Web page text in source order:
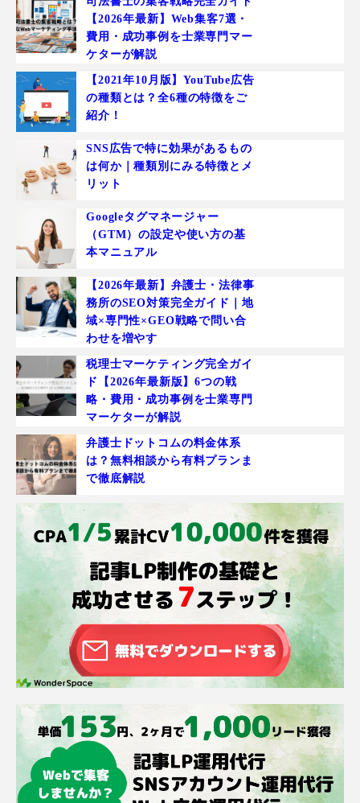
【2026年最新】Web集客7選・
費用・成功事例を士業専門マー
ケターが解説
【2021年10月版】YouTube広告
の種類とは？全6種の特徴をご
紹介！
SNS広告で特に効果があるもの
は何か｜種類別にみる特徴とメ
リット
Googleタグマネージャー
（GTM）の設定や使い方の基
本マニュアル
【2026年最新】弁護士・法律事
務所のSEO対策完全ガイド｜地
域×専門性×GEO戦略で問い合
わせを増やす
税理士マーケティング完全ガイ
ド【2026年最新版】6つの戦
略・費用・成功事例を士業専門
マーケターが解説
弁護士ドットコムの料金体系
は？無料相談から有料プランま
で徹底解説